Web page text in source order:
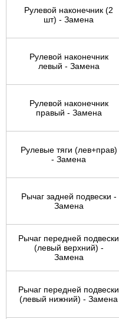
Рулевой наконечник (2
шт) - Замена
Рулевой наконечник
левый - Замена
Рулевой наконечник
правый - Замена
Рулевые тяги (лев+прав)
- Замена
Рычаг задней подвески -
Замена
Рычаг передней подвески
(левый верхний) -
Замена
Рычаг передней подвески
(левый нижний) - Замена